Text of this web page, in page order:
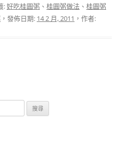
:好吃桂圓粥 、 桂圓粥做法 、 桂圓粥
，發佈日期: 14 2 月, 2011 ，作者: